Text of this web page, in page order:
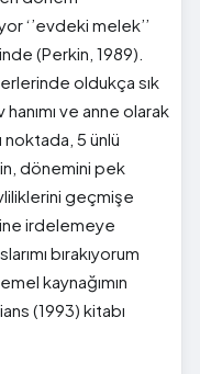
‘’evdeki melek’’
(Perkin, 1989).
oldukça sık
hanımı ve anne olarak
5 ünlü
dönemini pek
geçmişe
irdelemeye
bırakıyorum
kaynağımın
(1993) kitabı